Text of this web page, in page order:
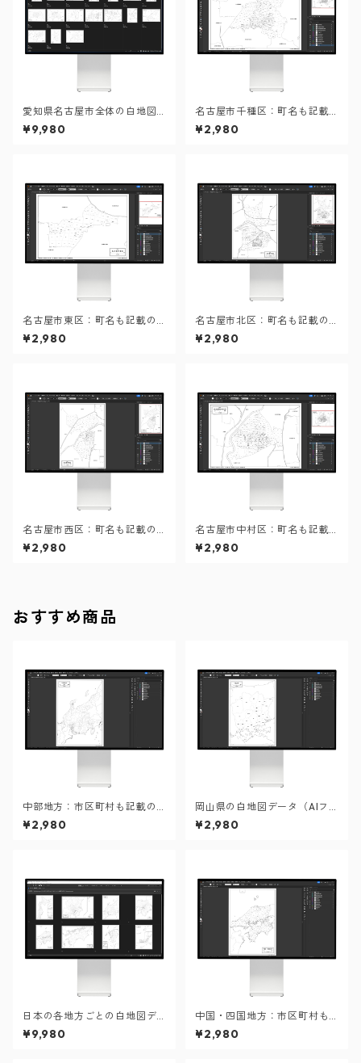
愛知県名古屋市全体の白地図
と各16区のセット（Aiファイ
ル）
¥9,980
名古屋市千種区：町名も記載
の地図データ（PDF・Aiファ
イル）
¥2,980
名古屋市東区：町名も記載の
地図データ（PDF・Aiファイ
ル）
¥2,980
名古屋市北区：町名も記載の
地図データ（PDF・Aiファイ
ル）
¥2,980
名古屋市西区：町名も記載の
地図データ（PDF・Aiファイ
ル）
¥2,980
名古屋市中村区：町名も記載
の地図データ（PDF・Aiファ
イル）
¥2,980
おすすめ商品
中部地方：市区町村も記載の
地図データ（PDF・Aiファイ
ル）
¥2,980
岡山県の白地図データ（AIフ
ァイル）
¥2,980
日本の各地方ごとの白地図デ
ータセット：市区町村も記載
の地図データ（PDF・Aiファ
¥9,980
中国・四国地方：市区町村も
記載の地図データ（PDF・Ai
ファイル）
¥2,980